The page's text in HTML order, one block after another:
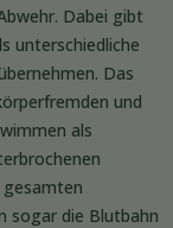
Dabei gibt
unterschiedliche
Das
und
als
gesamten
sogar die Blutbahn